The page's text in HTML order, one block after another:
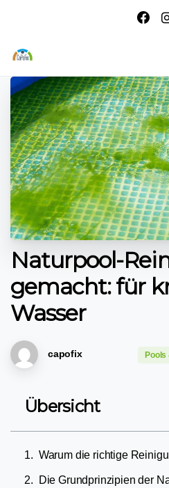
Naturpool-
gemacht: für
Wasser
capofix Pools
Übersicht
Die Grundprinzipien der